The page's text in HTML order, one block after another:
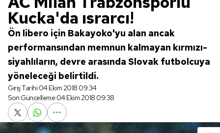
Kucka'da ısrarcı!
Ön libero için Bakayoko'yu alan ancak
performansından memnun kalmayan kırmızı-
siyahlıların, devre arasında Slovak futbolcuya
yöneleceği belirtildi.
Giriş Tarihi:04 Ekim 2018 09:34
Son Güncelleme:04 Ekim 2018 09:38